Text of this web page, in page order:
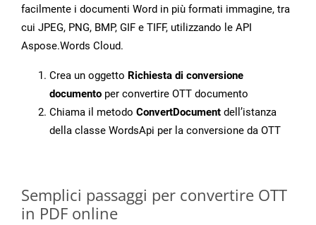
facilmente i documenti Word in più formati immagine, tra
cui JPEG, PNG, BMP, GIF e TIFF, utilizzando le API
Aspose.Words Cloud.
Crea un oggetto Richiesta di conversione
documento per convertire OTT documento
Chiama il metodo ConvertDocument dell’istanza
della classe WordsApi per la conversione da OTT
Semplici passaggi per convertire OTT
in PDF online